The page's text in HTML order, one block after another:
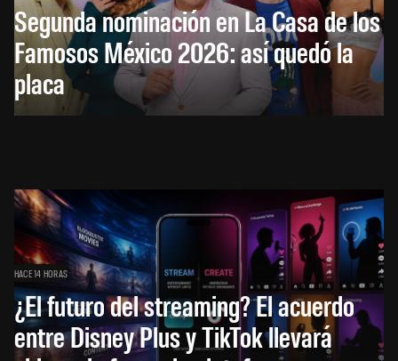
Segunda nominación en La Casa de los
Famosos México 2026: así quedó la
placa
HACE 14 HORAS
¿El futuro del streaming? El acuerdo
entre Disney Plus y TikTok llevará